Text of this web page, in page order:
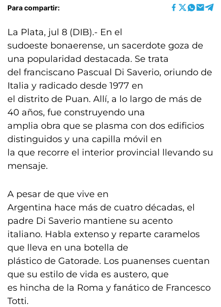
Para compartir:
La Plata, jul 8 (DIB).- En el
sudoeste bonaerense, un sacerdote goza de
una popularidad destacada. Se trata
del franciscano Pascual Di Saverio, oriundo de
Italia y radicado desde 1977 en
el distrito de Puan. Allí, a lo largo de más de
40 años, fue construyendo una
amplia obra que se plasma con dos edificios
distinguidos y una capilla móvil en
la que recorre el interior provincial llevando su
mensaje.
A pesar de que vive en
Argentina hace más de cuatro décadas, el
padre Di Saverio mantiene su acento
italiano. Habla extenso y reparte caramelos
que lleva en una botella de
plástico de Gatorade. Los puanenses cuentan
que su estilo de vida es austero, que
es hincha de la Roma y fanático de Francesco
Totti.